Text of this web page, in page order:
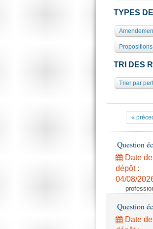
TYPES
TRI DES
Trier par
«
Question
Date de
dépôt :
04/08/
Question
Date de